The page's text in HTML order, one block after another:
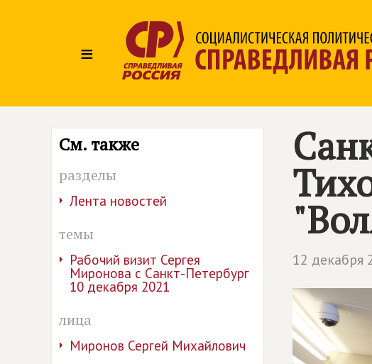
≡
См. также
разделы
Лента новостей
темы
Рабочий визит Сергея
Миронова с Санкт-Петербург
10 декабря 2021
лица
Миронов Сергей Михайлович
12 декабря